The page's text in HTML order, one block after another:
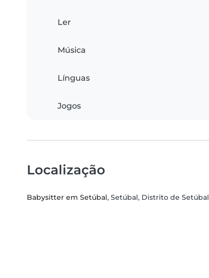
Ler
Música
Línguas
Jogos
Localização
Babysitter em Setúbal, Setúbal, Distrito de Setúbal